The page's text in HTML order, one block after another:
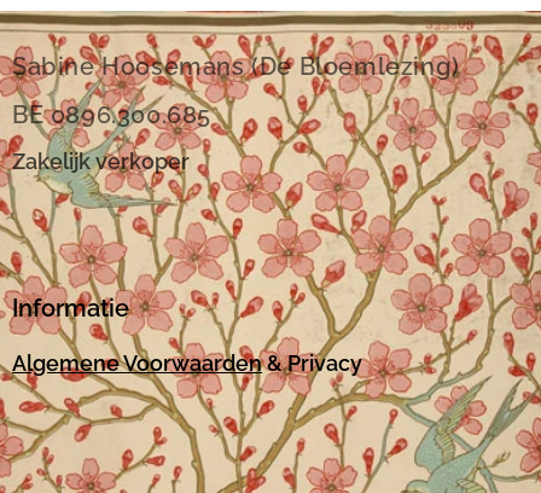
Sabine Hoosemans (De Bloemlezing)
BE 0896.300.685
Zakelijk verkoper
Informatie
Algemene Voorwaarden& Privacy